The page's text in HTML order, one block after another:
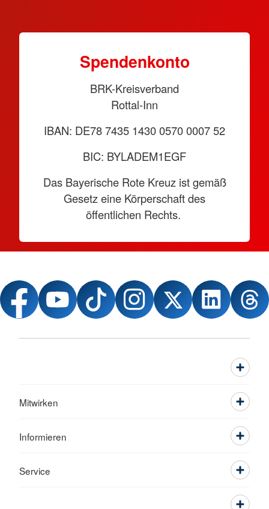
Spendenkonto
BRK-Kreisverband
Rottal-Inn
IBAN: DE78 7435 1430 0570 0007 52
BIC: BYLADEM1EGF
Das Bayerische Rote Kreuz ist gemäß
Gesetz eine Körperschaft des
öffentlichen Rechts.
Mitwirken
Informieren
Service